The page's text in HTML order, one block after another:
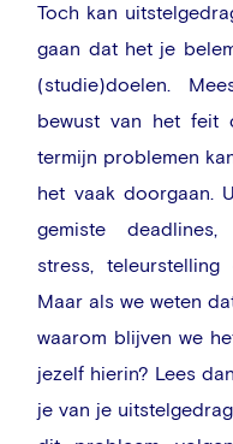
Toch kan
gaan dat het je
(studie)doelen.
bewust van het feit
termijn problemen
het vaak doorgaan.
gemiste deadlines,
stress,
Maar als we weten
waarom blijven we
jezelf hierin? Lees
je van je